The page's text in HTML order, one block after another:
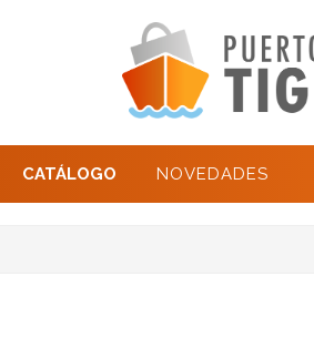
CATÁLOGO NOVEDADES